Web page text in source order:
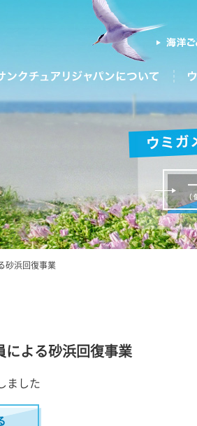
砂浜回復事業
よる砂浜回復事業
ました